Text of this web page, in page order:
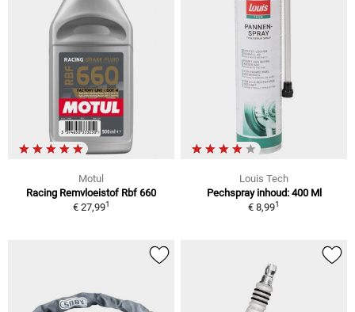
Motul
Racing Remvloeistof Rbf 660
€ 27,991
Louis Tech
Pechspray inhoud: 400 Ml
€ 8,991